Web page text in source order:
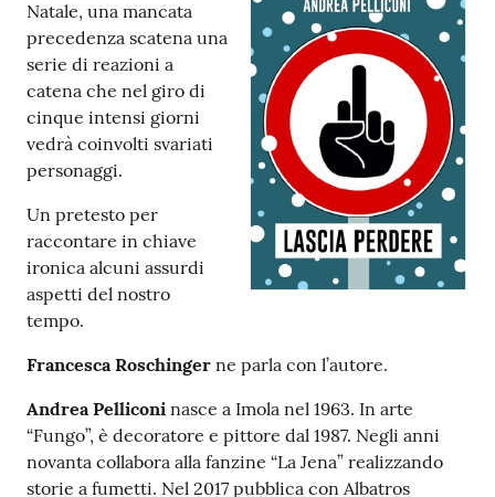
Casa
Piani
Archivio
storico
Decentrate
per
la
lettura
Natale, una mancata
precedenza scatena una
serie di reazioni a
catena che nel giro di
cinque intensi giorni
vedrà coinvolti svariati
personaggi.
Un pretesto per
raccontare in chiave
ironica alcuni assurdi
aspetti del nostro
tempo.
Francesca Roschinger ne parla con l’autore.
Andrea Pelliconi nasce a Imola nel 1963. In arte
“Fungo”, è decoratore e pittore dal 1987. Negli anni
novanta collabora alla fanzine “La Jena” realizzando
storie a fumetti. Nel 2017 pubblica con Albatros